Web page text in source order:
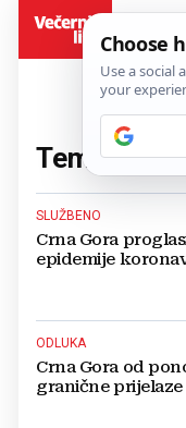
Tema:Crna
SLUŽBENO
Crna Gora
epidemije
ODLUKA
Crna Gora od
granične prijelaze